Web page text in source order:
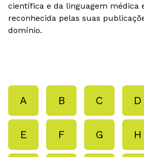
científica e da linguagem médica
reconhecida pelas suas
domínio.
A B C D
E F G H